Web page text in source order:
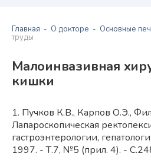
Главная О докторе Основные
труды
Малоинвазивная
кишки
1. Пучков К.В., Карпов О.Э.,
Лапароскопическая
гастроэнтерологии,
1997. - Т.7, №5 (прил. 4). -